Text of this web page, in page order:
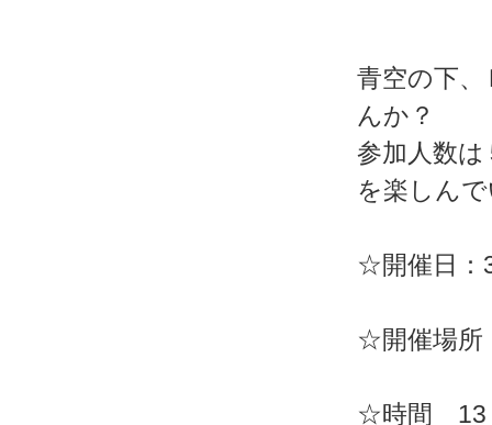
青空の下
んか？
参加人数
を楽しん
☆開催日：
☆開催場所
☆時間 13